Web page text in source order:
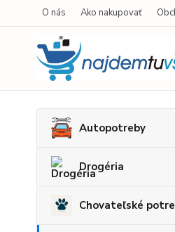
O nás Ako nakupovať
Autopotreby
Drogéria
Chovateľské